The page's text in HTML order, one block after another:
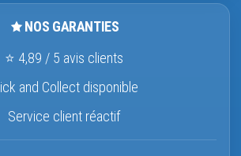
NOS GARANTIES
⭐ 4,89 / 5 avis clients
and Collect disponible
Service client réactif